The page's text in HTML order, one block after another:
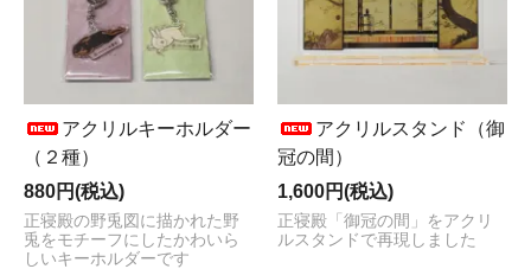
アクリルキーホルダー
（２種）
880円(税込)
正寝殿の野兎図に描かれた野
兎をモチーフにしたかわいら
しいキーホルダーです
アクリルスタンド（御
冠の間）
1,600円(税込)
正寝殿「御冠の間」をアクリ
ルスタンドで再現しました